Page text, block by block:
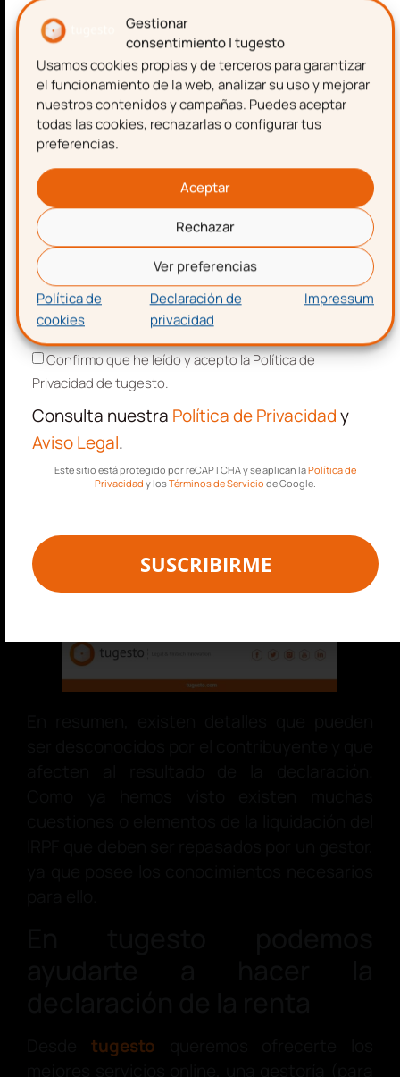
Gestionar
consentimiento | tugesto
Usamos cookies propias y de terceros para garantizar
el funcionamiento de la web, analizar su uso y mejorar
nuestros contenidos y campañas. Puedes aceptar
todas las cookies, rechazarlas o configurar tus
preferencias.
Aceptar
Rechazar
Ver preferencias
Política de
cookies
Declaración de
privacidad
Impressum
declaración de forma correcta. Entre
los conceptos a declarar se encuentran
losdonativos, lacompraventa de
acciones, ganancias o pérdidas
patrimoniales(compra o venta de una
vivienda) y los
gastos deducibles por
alquiler de una vivienda.
tugesto
emprendimiento.
Nombre
Apellidos
Correo electrónico
Aceptación de términos y condiciones
Confirmo que he leído y acepto la Política de
Privacidad de tugesto.
Consulta nuestra Política de Privacidady
Aviso Legal.
Este sitio está protegido por reCAPTCHA y se aplican laPolítica de
Privacidad y losTérminos de Servicio de Google.
SUSCRIBIRME